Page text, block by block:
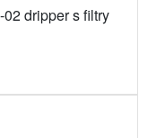
dripper s filtry